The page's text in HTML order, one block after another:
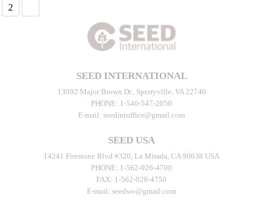
2
SEED INTERNATIONAL
13092 Major Brown Dr., Sperryville, VA 22740
PHONE: 1-540-547-2050
E-mail: seedintoffice@gmail.com
SEED USA
14241 Firestone Blvd #320, La Mirada, CA 90638 USA
PHONE: 1-562-926-4700
FAX: 1-562-926-4750
E-mail: seedwo@gmail.com